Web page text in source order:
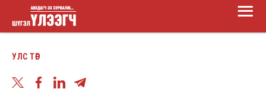
Skip
to
үлээгч
Main
Menu
УЛС ТӨР